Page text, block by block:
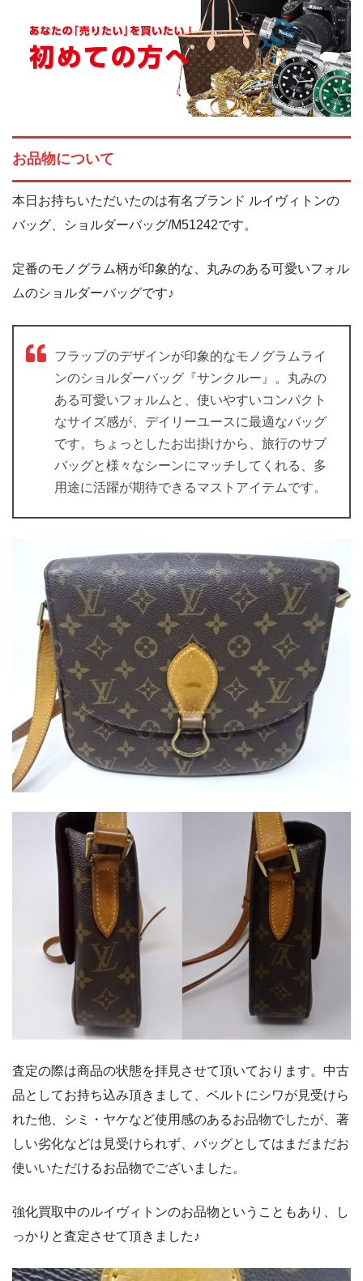
お品物について
本日お持ちいただいたのは有名ブランド ルイヴィトンの
バッグ、ショルダーバッグ/M51242です。
定番のモノグラム柄が印象的な、丸みのある可愛いフォル
ムのショルダーバッグです♪
フラップのデザインが印象的なモノグラムライ
ンのショルダーバッグ『サンクルー』。丸みの
ある可愛いフォルムと、使いやすいコンパクト
なサイズ感が、デイリーユースに最適なバッグ
です。ちょっとしたお出掛けから、旅行のサブ
バッグと様々なシーンにマッチしてくれる、多
用途に活躍が期待できるマストアイテムです。
査定の際は商品の状態を拝見させて頂いております。中古
品としてお持ち込み頂きまして、ベルトにシワが見受けら
れた他、シミ・ヤケなど使用感のあるお品物でしたが、著
しい劣化などは見受けられず、バッグとしてはまだまだお
使いいただけるお品物でございました。
強化買取中のルイヴィトンのお品物ということもあり、し
っかりと査定させて頂きました♪